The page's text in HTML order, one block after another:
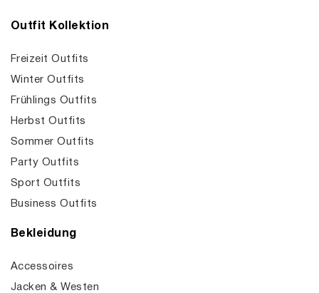
Outfit Kollektion
Freizeit Outfits
Winter Outfits
Frühlings Outfits
Herbst Outfits
Sommer Outfits
Party Outfits
Sport Outfits
Business Outfits
Bekleidung
Accessoires
Jacken & Westen